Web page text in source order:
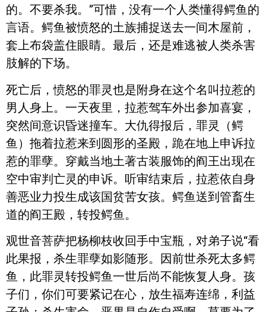
的。不要杀我。”可惜，没有一个人类懂得鳄鱼的
言语。鳄鱼被愤怒的土族捕捉送去一间木屋前，
套上布袋盖住眼睛。最后，还是难逃被人类杀害
肢解的下场。
死亡后，愤怒的罪灵也是附身在这个名叫拉惹的
男人身上。一天夜里，拉惹驾车外出参加喜宴，
突然间意识昏迷撞车。大仇得报后，罪灵（鳄
鱼）拖着拉惹来到圆形的圣殿，跪在地上申诉拉
惹的罪孽。穿戴当地土著古装服饰的阎王出现在
空中审判亡灵的申诉。听审结束后，拉惹依自身
善恶业力投生成该国贫苦女孩。鳄鱼送到管畜生
道的阎王殿，转投鳄鱼。
观世音菩萨把杨柳枝收回手中宝瓶，对弟子说“看
此果报，杀生罪孽如影随形。因前世杀死太多鳄
鱼，此罪灵转投鳄鱼一世后尚不能恢复人身。孩
子们，你们可要紧记在心，放生福寿连绵，利益